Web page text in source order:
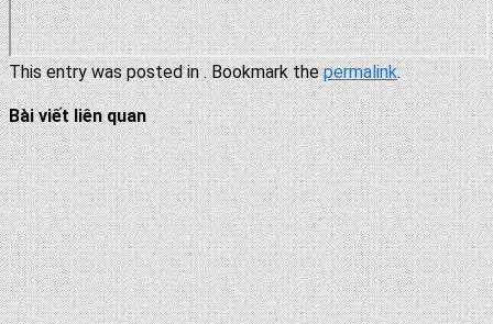
This entry was posted in . Bookmark thepermalink.
Bài viết liên quan